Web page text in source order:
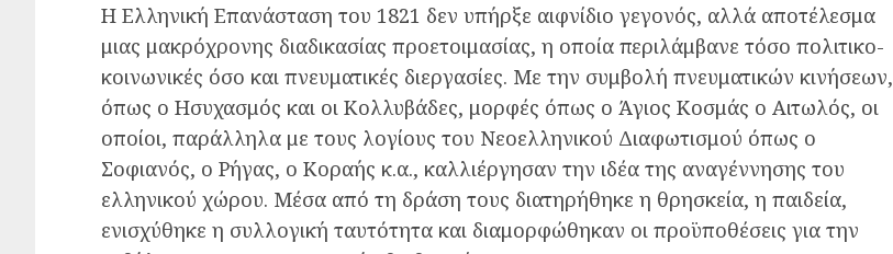
Η Ελληνική Επανάσταση του 1821 δεν υπήρξε αιφνίδιο γεγονός, αλλά αποτέλεσμα
μιας μακρόχρονης διαδικασίας προετοιμασίας, η οποία περιλάμβανε τόσο πολιτικο-
κοινωνικές όσο και πνευματικές διεργασίες. Με την συμβολή πνευματικών κινήσεων,
όπως ο Ησυχασμός και οι Κολλυβάδες, μορφές όπως ο Άγιος Κοσμάς ο Αιτωλός, οι
οποίοι, παράλληλα με τους λογίους του Νεοελληνικού Διαφωτισμού όπως ο
Σοφιανός, ο Ρήγας, ο Κοραής κ.α., καλλιέργησαν την ιδέα της αναγέννησης του
ελληνικού χώρου. Μέσα από τη δράση τους διατηρήθηκε η θρησκεία, η παιδεία,
ενισχύθηκε η συλλογική ταυτότητα και διαμορφώθηκαν οι προϋποθέσεις για την